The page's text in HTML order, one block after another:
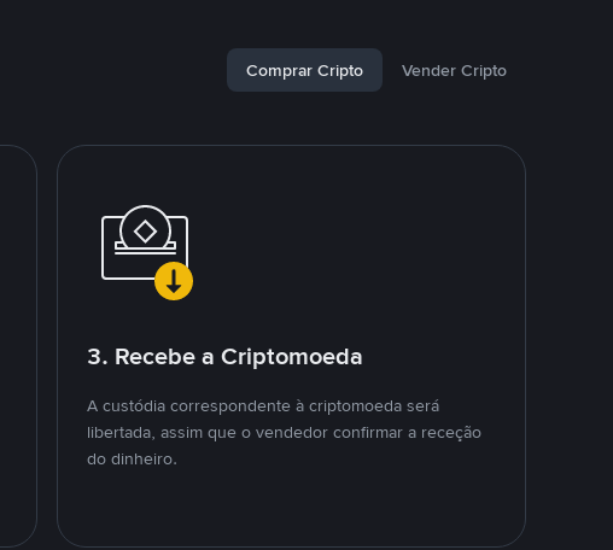
Comprar Cripto Vender Cripto
3. Recebe a Criptomoeda
A custódia correspondente à criptomoeda será
libertada, assim que o vendedor confirmar a receção
do dinheiro.